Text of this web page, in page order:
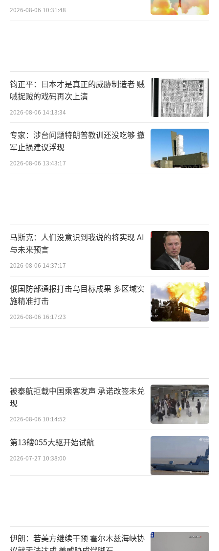
2026-08-06 10:31:48
钧正平：日本才是真正的威胁制造者 贼
喊捉贼的戏码再次上演
2026-08-06 14:13:34
专家：涉台问题特朗普教训还没吃够 撤
军止损建议浮现
2026-08-06 13:43:17
马斯克：人们没意识到我说的将实现 AI
与未来预言
2026-08-06 14:37:17
俄国防部通报打击乌目标成果 多区域实
施精准打击
2026-08-06 16:17:23
被泰航拒载中国乘客发声 承诺改签未兑
现
2026-08-06 10:14:52
第13艘055大驱开始试航
2026-07-27 10:38:00
伊朗：若美方继续干预 霍尔木兹海峡协